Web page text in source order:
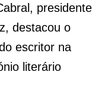
presidente
destacou o
escritor na
literário